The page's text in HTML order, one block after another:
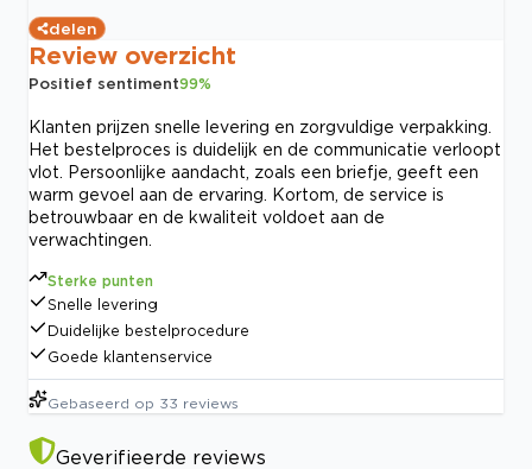
delen
Review overzicht
Positief sentiment99%
Klanten prijzen snelle levering en zorgvuldige verpakking.
Het bestelproces is duidelijk en de communicatie verloopt
vlot. Persoonlijke aandacht, zoals een briefje, geeft een
warm gevoel aan de ervaring. Kortom, de service is
betrouwbaar en de kwaliteit voldoet aan de
verwachtingen.
Sterke punten
Snelle levering
Duidelijke bestelprocedure
Goede klantenservice
Gebaseerd op 33 reviews
Geverifieerde reviews